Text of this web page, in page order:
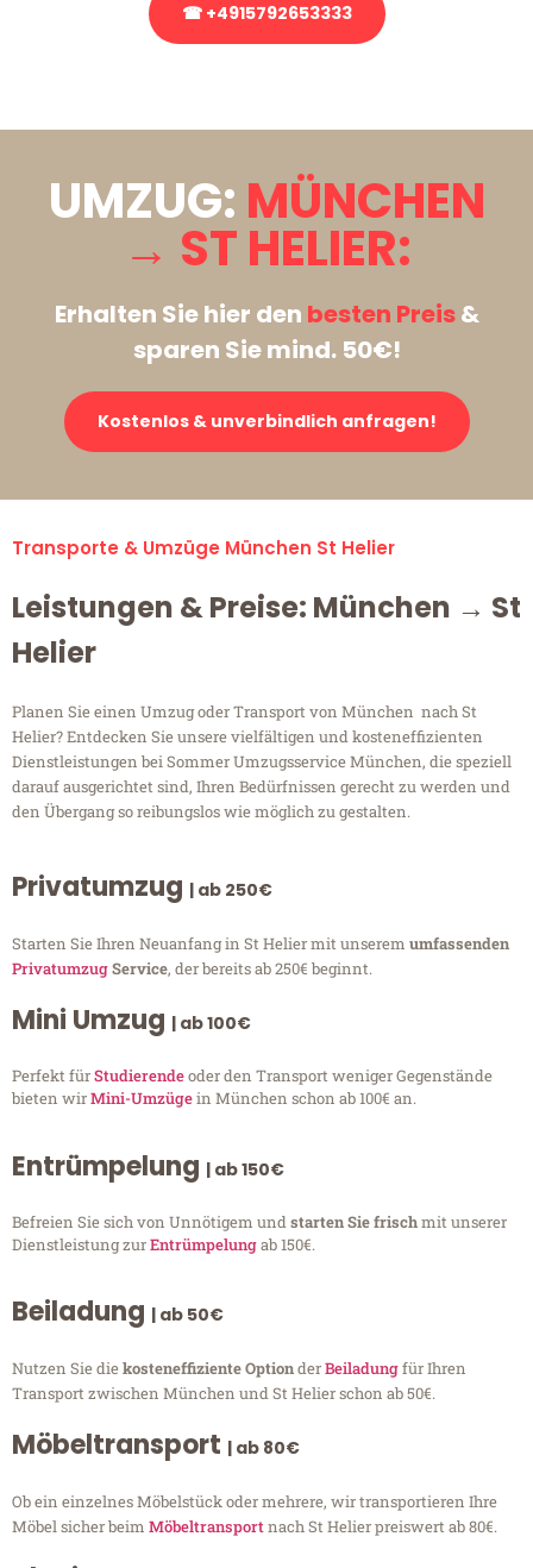
☎ +4915792653333
UMZUG: MÜNCHEN
→ ST HELIER:
Erhalten Sie hier den besten Preis&
sparen Sie mind. 50€!
Kostenlos & unverbindlich anfragen!
Transporte & Umzüge München St Helier
Leistungen & Preise: München → St
Helier
Planen Sie einen Umzug oder Transport von München nach St
Helier? Entdecken Sie unsere vielfältigen und kosteneffizienten
Dienstleistungen bei Sommer Umzugsservice München, die speziell
darauf ausgerichtet sind, Ihren Bedürfnissen gerecht zu werden und
den Übergang so reibungslos wie möglich zu gestalten.
Privatumzug | ab 250€
Starten Sie Ihren Neuanfang in St Helier mit unserem umfassenden
PrivatumzugService, der bereits ab 250€ beginnt.
Mini Umzug | ab 100€
Perfekt fürStudierendeoder den Transport weniger Gegenstände
bieten wirMini-Umzügein München schon ab 100€ an.
Entrümpelung | ab 150€
Befreien Sie sich von Unnötigem undstarten Sie frischmit unserer
Dienstleistung zurEntrümpelungab 150€.
Beiladung | ab 50€
Nutzen Sie diekosteneffiziente OptionderBeiladungfür Ihren
Transport zwischen München und St Helier schon ab 50€.
Möbeltransport | ab 80€
Ob ein einzelnes Möbelstück oder mehrere, wir transportieren Ihre
Möbel sicher beim Möbeltransportnach St Helier preiswert ab 80€.